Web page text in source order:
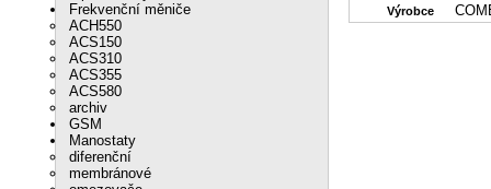
Výrobce
Frekvenční měniče
ACH550
ACS150
ACS310
ACS355
ACS580
archiv
GSM
Manostaty
diferenční
membránové